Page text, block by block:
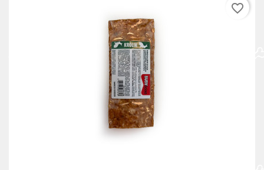
favorite_border